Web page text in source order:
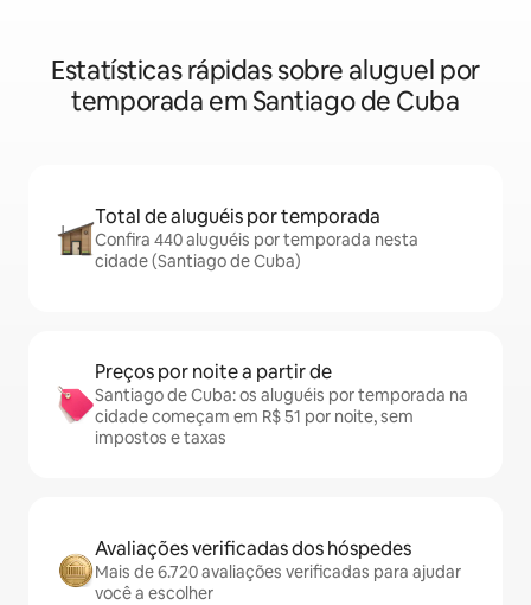
Estatísticas rápidas sobre aluguel por
temporada em Santiago de Cuba
Total de aluguéis por temporada
Confira 440 aluguéis por temporada nesta
cidade (Santiago de Cuba)
Preços por noite a partir de
Santiago de Cuba: os aluguéis por temporada na
cidade começam em R$ 51 por noite, sem
impostos e taxas
Avaliações verificadas dos hóspedes
Mais de 6.720 avaliações verificadas para ajudar
você a escolher